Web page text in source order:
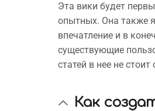
Эта вики будет
опытных. Она также
впечатление и в
существующие
статей в нее не
Как